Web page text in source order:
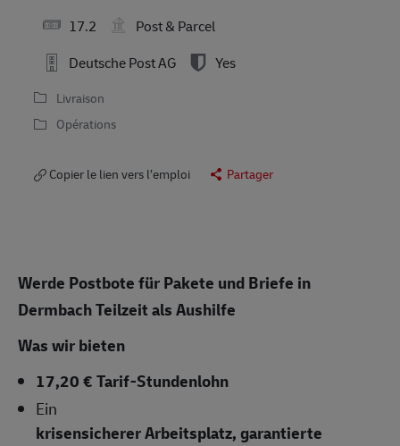
17.2
Post & Parcel
Deutsche Post AG
Yes
Livraison
Opérations
Copier le lien vers l’emploi Partager
Werde Postbote für Pakete und Briefe in
DermbachTeilzeit als Aushilfe
Was wir bieten
17,20 € Tarif-Stundenlohn
Ein
krisensicherer Arbeitsplatz, garantierte